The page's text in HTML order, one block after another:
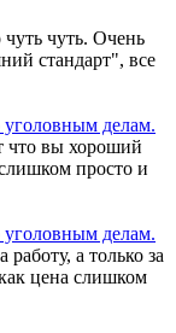
чуть. Очень
стандарт", все
делам.
что вы хороший
просто и
делам.
а только за
цена слишком